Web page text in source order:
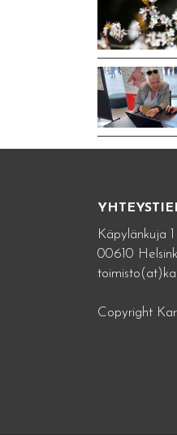
Käpylänkuja 1
00610
Copyright